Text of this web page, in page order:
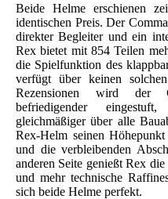
Beide Helme erschienen
identischen Preis. Der
direkter Begleiter und ein
Rex bietet mit 854 Teilen
die Spielfunktion des
verfügt über keinen
Rezensionen wird der
befriedigender
gleichmäßiger über alle
Rex-Helm seinen
und die verbleibenden
anderen Seite genießt Rex
und mehr technische
sich beide Helme perfekt.